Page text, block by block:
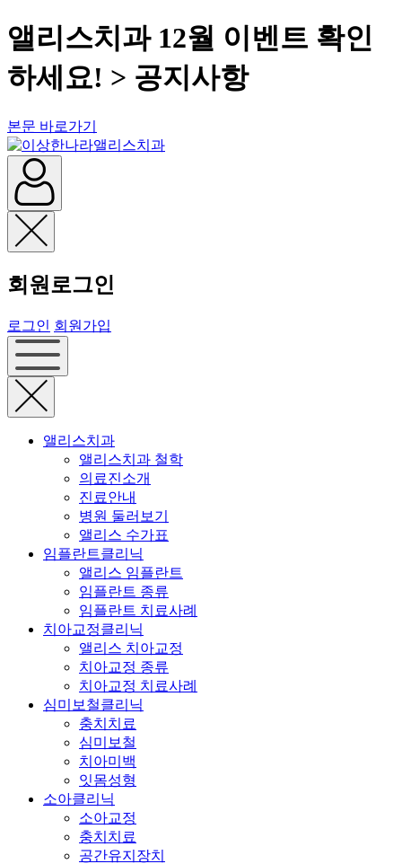
앨리스치과 12월 이벤트 확인
하세요! > 공지사항
본문 바로가기
회원로그인
로그인 회원가입
앨리스치과
앨리스치과 철학
의료진소개
진료안내
병원 둘러보기
앨리스 수가표
임플란트클리닉
앨리스 임플란트
임플란트 종류
임플란트 치료사례
치아교정클리닉
앨리스 치아교정
치아교정 종류
치아교정 치료사례
심미보철클리닉
충치치료
심미보철
치아미백
잇몸성형
소아클리닉
소아교정
충치치료
공간유지장치